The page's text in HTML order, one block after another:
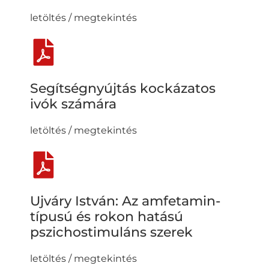
letöltés / megtekintés
Segítségnyújtás kockázatos
ivók számára
letöltés / megtekintés
Ujváry István: Az amfetamin-
típusú és rokon hatású
pszichostimuláns szerek
letöltés / megtekintés